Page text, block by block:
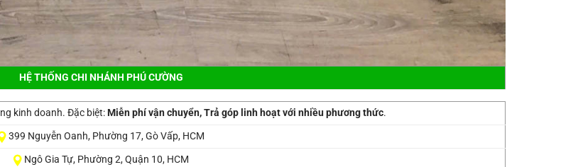
HỆ THỐNG CHI NHÁNH PHÚ CƯỜNG
kinh doanh. Đặc biệt:Miễn phí vận chuyển, Trả góp linh hoạt với nhiều phương thức.
399 Nguyễn Oanh, Phường 17, Gò Vấp, HCM
Ngô Gia Tự, Phường 2, Quận 10, HCM